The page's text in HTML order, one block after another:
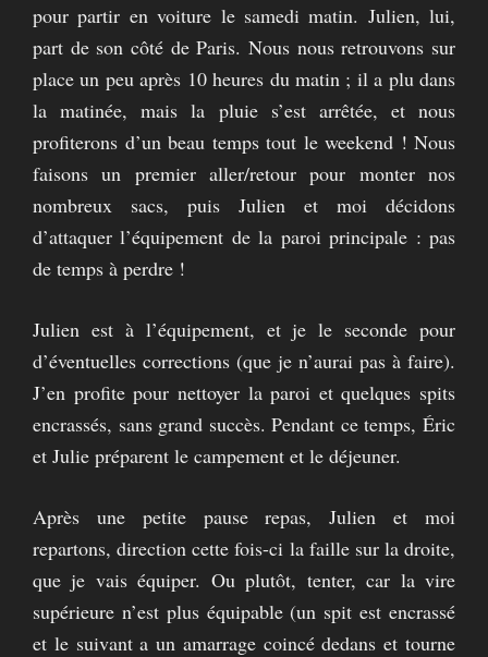
pour partir en voiture le samedi matin. Julien, lui,
part de son côté de Paris. Nous nous retrouvons sur
place un peu après 10 heures du matin ; il a plu dans
la matinée, mais la pluie s’est arrêtée, et nous
profiterons d’un beau temps tout le weekend ! Nous
faisons un premier aller/retour pour monter nos
nombreux sacs, puis Julien et moi décidons
d’attaquer l’équipement de la paroi principale : pas
de temps à perdre !
Julien est à l’équipement, et je le seconde pour
d’éventuelles corrections (que je n’aurai pas à faire).
J’en profite pour nettoyer la paroi et quelques spits
encrassés, sans grand succès. Pendant ce temps, Éric
et Julie préparent le campement et le déjeuner.
Après une petite pause repas, Julien et moi
repartons, direction cette fois-ci la faille sur la droite,
que je vais équiper. Ou plutôt, tenter, car la vire
supérieure n’est plus équipable (un spit est encrassé
et le suivant a un amarrage coincé dedans et tourne